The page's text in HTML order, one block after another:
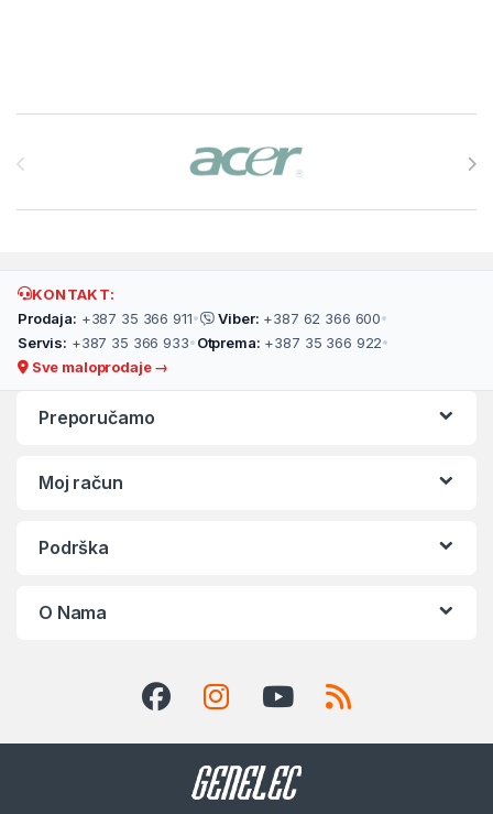
KONTAKT:
Prodaja: +387 35 366 911• Viber: +387 62 366 600•
Servis: +387 35 366 933• Otprema: +387 35 366 922•
Sve maloprodaje →
Preporučamo
Moj račun
Podrška
O Nama